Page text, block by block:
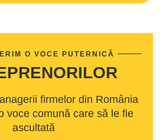
O VOCE PUTERNICĂ
firmelor din România
voce comună care să le fie
ascultată